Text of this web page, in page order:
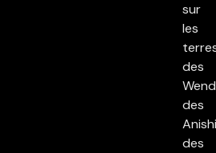
sur
les
des
des
des